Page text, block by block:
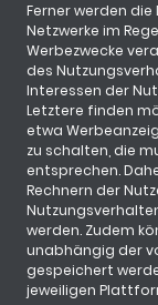
Ferner werden
Netzwerke im
Werbezwecke
des
Interessen der
Letztere finden
etwa
zu schalten, die
entsprechen.
Rechnern der
werden. Zudem
unabhängig der
gespeichert
jeweiligen